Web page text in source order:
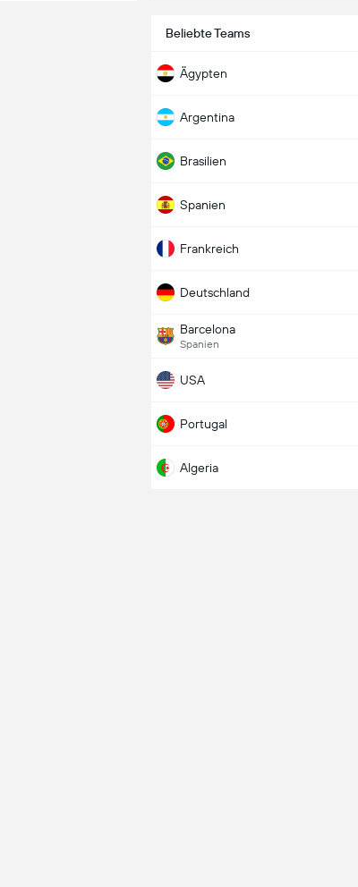
Beliebte Teams
Ägypten
Argentina
Brasilien
Spanien
Frankreich
Deutschland
Barcelona
Spanien
USA
Portugal
Algeria